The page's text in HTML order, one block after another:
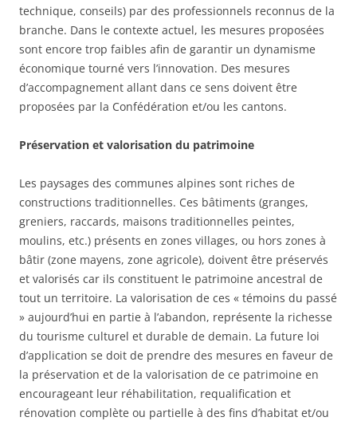
technique, conseils) par des professionnels reconnus de la
branche. Dans le contexte actuel, les mesures proposées
sont encore trop faibles afin de garantir un dynamisme
économique tourné vers l’innovation. Des mesures
d’accompagnement allant dans ce sens doivent être
proposées par la Confédération et/ou les cantons.
Préservation et valorisation du patrimoine
Les paysages des communes alpines sont riches de
constructions traditionnelles. Ces bâtiments (granges,
greniers, raccards, maisons traditionnelles peintes,
moulins, etc.) présents en zones villages, ou hors zones à
bâtir (zone mayens, zone agricole), doivent être préservés
et valorisés car ils constituent le patrimoine ancestral de
tout un territoire. La valorisation de ces « témoins du passé
» aujourd’hui en partie à l’abandon, représente la richesse
du tourisme culturel et durable de demain. La future loi
d’application se doit de prendre des mesures en faveur de
la préservation et de la valorisation de ce patrimoine en
encourageant leur réhabilitation, requalification et
rénovation complète ou partielle à des fins d’habitat et/ou